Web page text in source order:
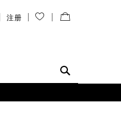
注册 您
望 修